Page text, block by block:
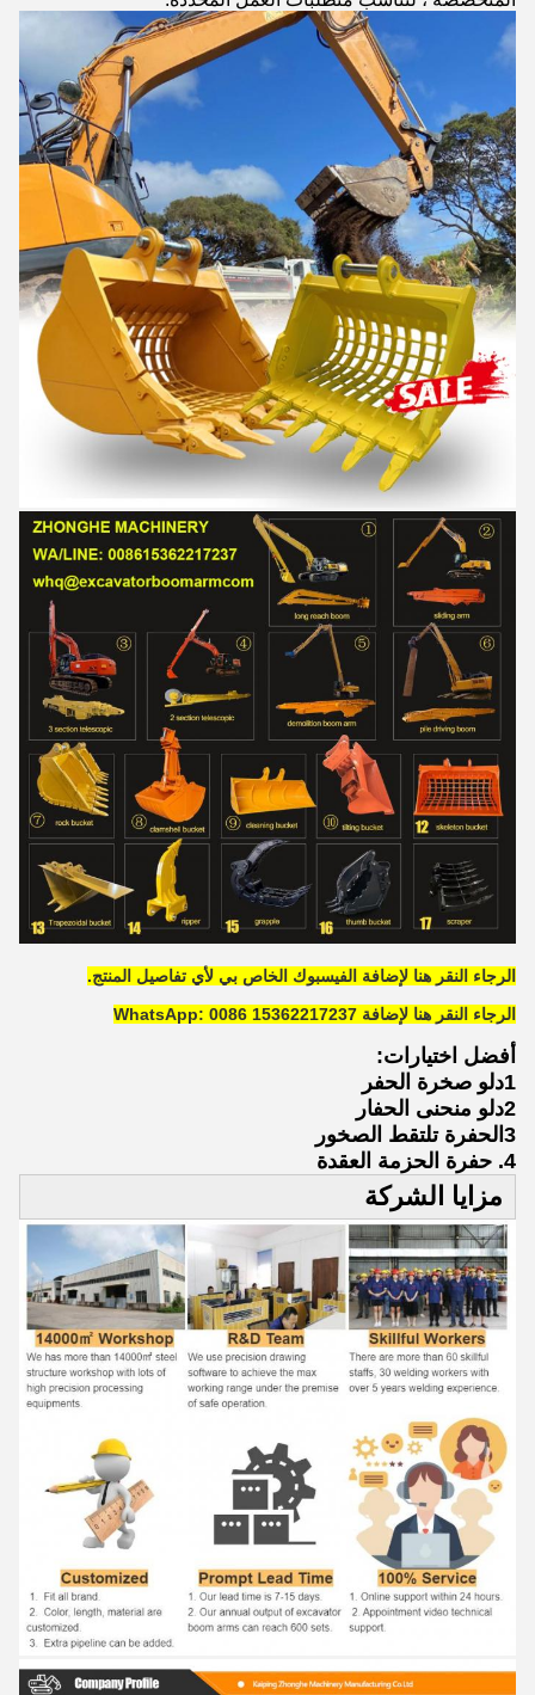
الرجاء النقر هنا لإضافة الفيسبوك الخاص بي لأي تفاصيل المنتج.
الرجاء النقر هنا لإضافة WhatsApp: 0086 15362217237
أفضل اختيارات:
1دلو صخرة الحفر
2دلو منحنى الحفار
3الحفرة تلتقط الصخور
4. حفرة الحزمة العقدة
مزايا الشركة